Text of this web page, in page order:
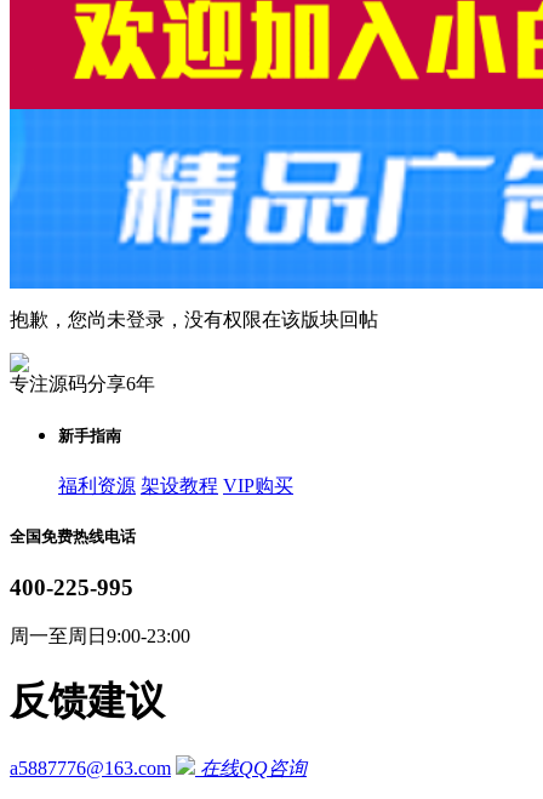
抱歉，您尚未登录，没有权限在该版块回帖
专注源码分享6年
新手指南
福利资源 架设教程 VIP购买
全国免费热线电话
400-225-995
周一至周日9:00-23:00
反馈建议
a5887776@163.com 在线QQ咨询